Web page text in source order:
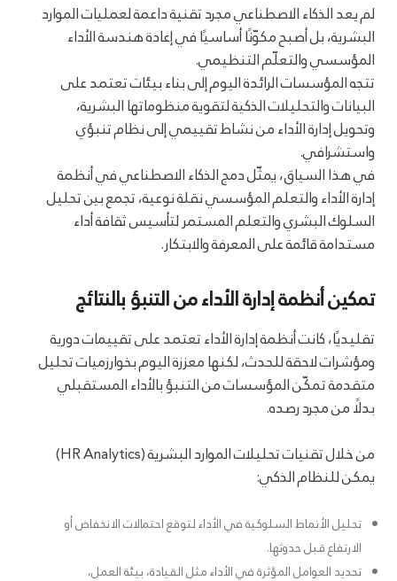
لم يعد الذكاء الاصطناعي مجرد تقنية داعمة لعمليات الموارد
البشرية، بل أصبح مكوّنًا أساسيًا في إعادة هندسة الأداء
المؤسسي والتعلّم التنظيمي.
تتجه المؤسسات الرائدة اليوم إلى بناء بيئات تعتمد على
البيانات والتحليلات الذكية لتقوية منظوماتها البشرية،
وتحويل إدارة الأداء من نشاط تقييمي إلى نظام تنبؤي
واستشرافي.
في هذا السياق، يمثّل دمج الذكاء الاصطناعي في أنظمة
إدارة الأداء والتعلم المؤسسي نقلة نوعية، تجمع بين تحليل
السلوك البشري والتعلم المستمر لتأسيس ثقافة أداء
مستدامة قائمة على المعرفة والابتكار.
تمكين أنظمة إدارة الأداء من التنبؤ بالنتائج
تقليديًا، كانت أنظمة إدارة الأداء تعتمد على تقييمات دورية
ومؤشرات لاحقة للحدث، لكنها معززة اليوم بخوارزميات تحليل
متقدمة تمكّن المؤسسات من التنبؤ بالأداء المستقبلي
بدلًا من مجرد رصده.
من خلال تقنيات تحليلات الموارد البشرية (HR Analytics)
يمكن للنظام الذكي:
تحليل الأنماط السلوكية في الأداء لتوقع احتمالات الانخفاض أو
الارتفاع قبل حدوثها.
تحديد العوامل المؤثرة في الأداء مثل القيادة، بيئة العمل،